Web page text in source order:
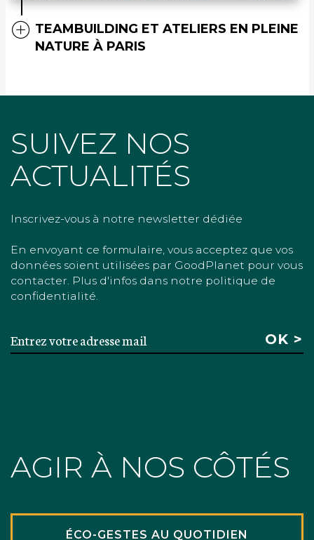
TEAMBUILDING ET ATELIERS EN PLEINE
NATURE À PARIS
SUIVEZ NOS
ACTUALITÉS
Inscrivez-vous à notre newsletter dédiée
En envoyant ce formulaire, vous acceptez que vos
données soient utilisées par GoodPlanet pour vous
contacter. Plus d'infos dans notre politique de
confidentialité.
AGIR À NOS CÔTÉS
ÉCO-GESTES AU QUOTIDIEN